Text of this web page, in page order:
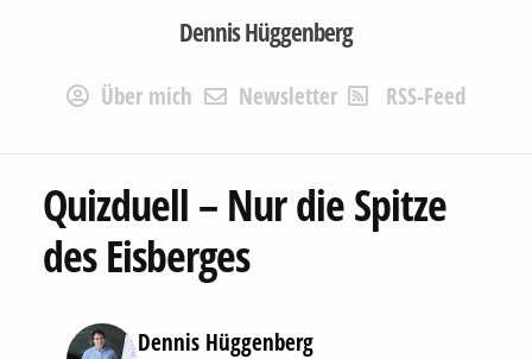
Dennis Hüggenberg
Über mich Newsletter RSS-Feed
Quizduell – Nur die Spitze
des Eisberges
Dennis Hüggenberg